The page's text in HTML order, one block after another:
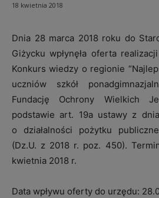
18 kwietnia 2018
Dnia 28 marca 2018 roku do
Giżycku wpłynęła oferta
Konkurs wiedzy o regionie
uczniów szkół
Fundację Ochrony Wielkich
podstawie art. 19a ustawy z
o działalności pożytku
(Dz.U. z 2018 r. poz. 450).
kwietnia 2018 r.
Data wpływu oferty do urzędu: